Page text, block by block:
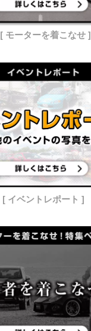
[ モーターを着こなせ ]
[ イベントレポート ]